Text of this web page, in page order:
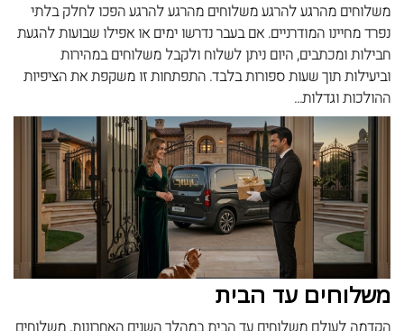
משלוחים מהרגע להרגע משלוחים מהרגע להרגע הפכו לחלק בלתי
נפרד מחיינו המודרניים. אם בעבר נדרשו ימים או אפילו שבועות להגעת
חבילות ומכתבים, היום ניתן לשלוח ולקבל משלוחים במהירות
וביעילות תוך שעות ספורות בלבד. התפתחות זו משקפת את הציפיות
ההולכות וגדלות...
משלוחים עד הבית